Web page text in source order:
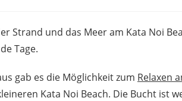
Strand und das Meer am Kata Noi
Tage.
gab es die Möglichkeit zum Relaxen
Kata Noi Beach. Die Bucht ist